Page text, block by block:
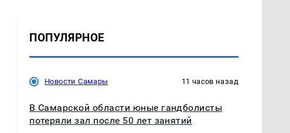
ПОПУЛЯРНОЕ
Новости Самары 11 часов назад
В Самарской области юные гандболисты
потеряли зал после 50 лет занятий